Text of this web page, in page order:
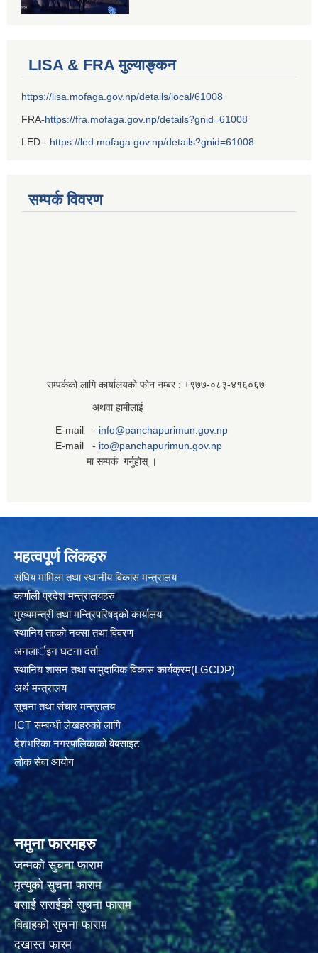
LISA & FRA मुल्याङ्कन
https://lisa.mofaga.gov.np/details/local/61008
FRA-https://fra.mofaga.gov.np/details?gnid=61008
LED - https://led.mofaga.gov.np/details?gnid=61008
सम्पर्क विवरण
सम्पर्कको लागि कार्यालयको फोन नम्बर : +९७७-०८३‍-४१६०६७
अथवा हामीलाई
E-mail - info@panchapurimun.gov.np
E-mail - ito@panchapurimun.gov.np
मा सम्पर्क गर्नुहोस् ।
महत्वपूर्ण लिंकहरु
संघिय मामिला तथा स्थानीय विकास मन्त्रालय
कर्णाली प्रदेश मन्त्रालयहरु
मुख्यमन्त्री तथा मन्त्रिपरिषद्को कार्यालय
स्थानिय तहकाे नक्सा तथा विवरण
अनलार्इन घटना दर्ता
स्थानिय शासन तथा सामुदायिक विकास कार्यक्रम(LGCDP)
अर्थ मन्त्रालय
सूचना तथा संचार मन्त्रालय
ICT सम्बन्धी लेखहरुको लागि
देशभरिका नगरपालिकाको वेबसाइट
लोक सेवा आयोग
नमुना फारमहरु
जन्मको सुचना फाराम
मृत्युको सुचना फाराम
बसाई सराईको सुचना फाराम
विवाहको सुचना फाराम
दखास्त फारम